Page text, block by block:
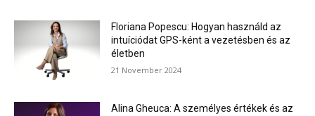
Floriana Popescu: Hogyan használd az
intuíciódat GPS-ként a vezetésben és az
életben
21 November 2024
Alina Gheuca: A személyes értékek és az